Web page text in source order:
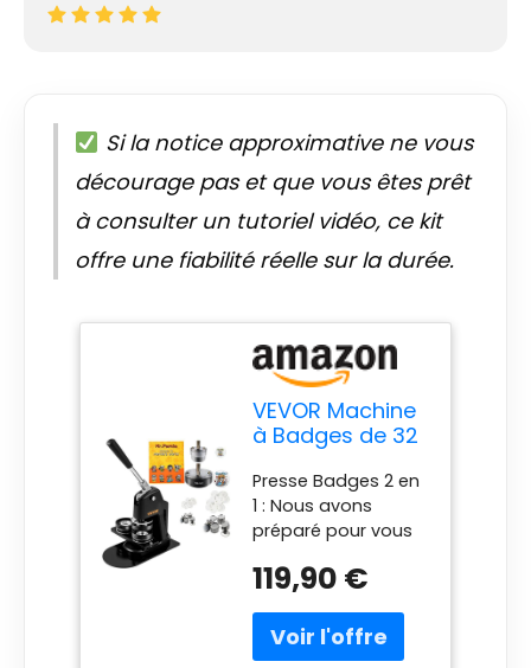
Si la notice approximative ne vous
décourage pas et que vous êtes prêt
à consulter un tutoriel vidéo, ce kit
offre une fiabilité réelle sur la durée.
VEVOR Machine
à Badges de 32
à Badge avec
500 Kits de
Matériels Livre
Magique et
Coupe-Cercle
Machine à
Fabriquer des
Badges en Alu
Presse Badges 2 en
1 : Nous avons
préparé pour vous
faire des badges
livrée avec deux
tailles de moules :
119,90 €